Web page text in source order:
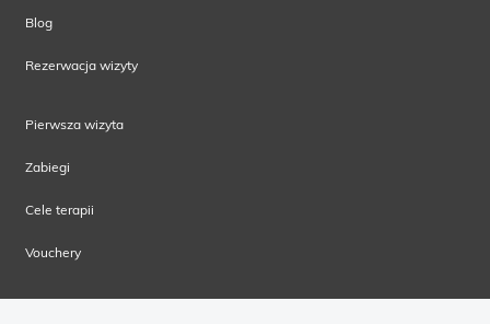
Blog
Rezerwacja wizyty
Pierwsza wizyta
Zabiegi
Cele terapii
Vouchery